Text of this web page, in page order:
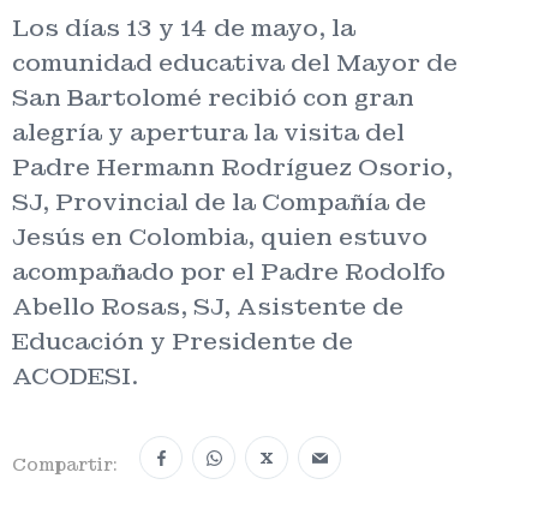
Los días 13 y 14 de mayo, la
comunidad educativa del Mayor de
San Bartolomé recibió con gran
alegría y apertura la visita del
Padre Hermann Rodríguez Osorio,
SJ, Provincial de la Compañía de
Jesús en Colombia, quien estuvo
acompañado por el Padre Rodolfo
Abello Rosas, SJ, Asistente de
Educación y Presidente de
ACODESI.
Compartir: X